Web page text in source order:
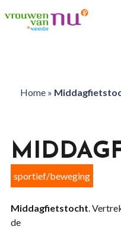
Home»
sportief/beweging
Middagfietstocht.
de